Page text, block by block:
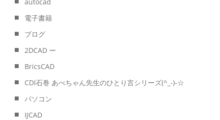
電子書籍
ブログ
2DCAD ー
BricsCAD
CDI石巻 あべちゃん先生のひとり言シリーズ(^_-)-☆
パソコン
IJCAD